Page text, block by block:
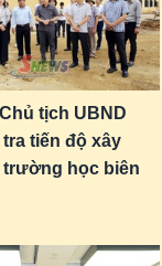
tịch UBND
tiến độ xây
học biên